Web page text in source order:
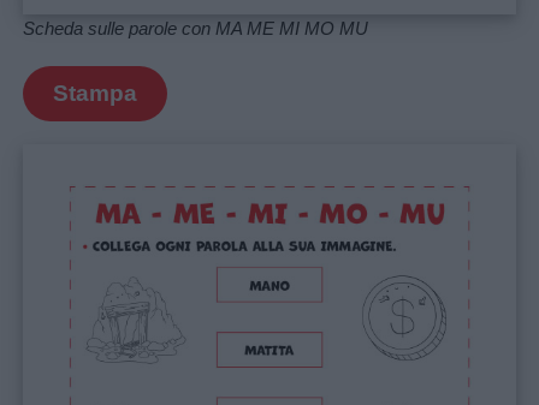
utili
Chi
Contatti
Privacy
policy
Scheda sulle parole con MA ME MI MO MU
Stampa